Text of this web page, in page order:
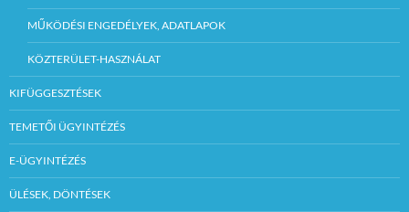
MŰKÖDÉSI ENGEDÉLYEK, ADATLAPOK
KÖZTERÜLET-HASZNÁLAT
KIFÜGGESZTÉSEK
TEMETŐI ÜGYINTÉZÉS
E-ÜGYINTÉZÉS
ÜLÉSEK, DÖNTÉSEK